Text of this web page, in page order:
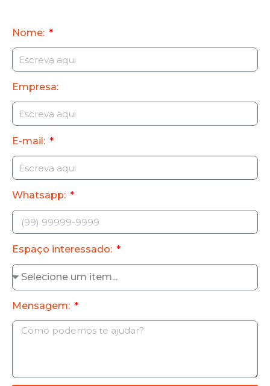
Nome:
Empresa:
E-mail:
Whatsapp:
Espaço interessado:
Mensagem: